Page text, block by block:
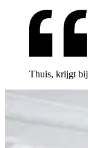
Thuis, krijgt bij